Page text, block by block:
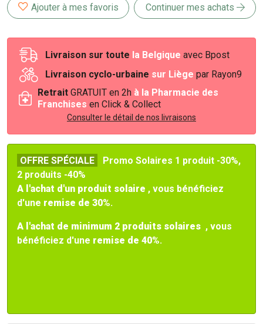
Ajouter à mes favoris Continuer mes achats
Livraison sur toute la Belgique avec Bpost
Livraison cyclo-urbaine sur Liège par Rayon9
Retrait GRATUIT en 2h à la Pharmacie des
Franchises en Click & Collect
Consulter le détail de nos livraisons
OFFRE SPÉCIALE
Promo Solaires 1 produit -30%,
2 produits -40%
A l'achat d'un produit solaire , vous bénéficiez
d'une remise de 30%.
A l'achat de minimum 2 produits solaires , vous
bénéficiez d'une remise de 40%.